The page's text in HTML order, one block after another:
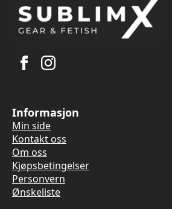
Informasjon
Min side
Kontakt oss
Om oss
Kjøpsbetingelser
Personvern
Ønskeliste